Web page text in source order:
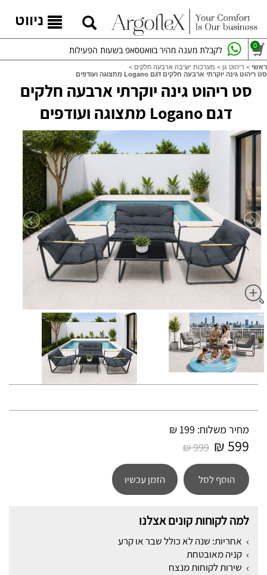
ניווט
לקבלת מענה מהיר בוואטסאפ בשעות הפעילות 0
ראשי > ריהוט גן > מערכות ישיבה ארבעה חלקים >
סט ריהוט גינה יוקרתי ארבעה חלקים דגם Logano מתצוגה ועודפים
סט ריהוט גינה יוקרתי ארבעה חלקים
דגם Logano מתצוגה ועודפים
מחיר משלוח: 199 ₪
599 ₪
999 ₪
הוסף לסל הזמן עכשיו
למה לקוחות קונים אצלנו
אחריות: שנה לא כולל שבר או קרע
קניה מאובטחת
שירות לקוחות מנצח